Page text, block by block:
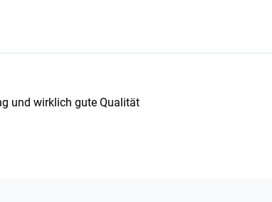
und wirklich gute Qualität